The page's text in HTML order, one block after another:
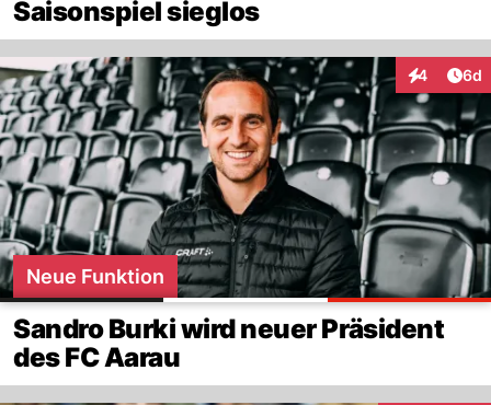
Saisonspiel sieglos
4 6d
Neue Funktion
Sandro Burki wird neuer Präsident
des FC Aarau